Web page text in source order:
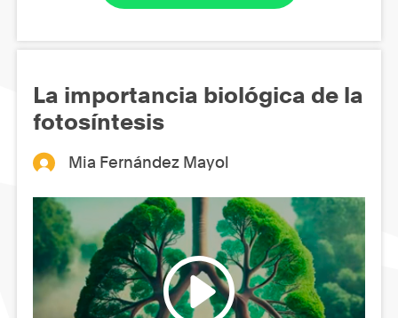
La importancia biológica de la
fotosíntesis
Mia Fernández Mayol